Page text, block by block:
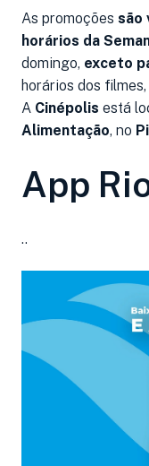
As promoções são
horários da
domingo, exceto
horários dos
A Cinépolis está
Alimentação, no
App
..